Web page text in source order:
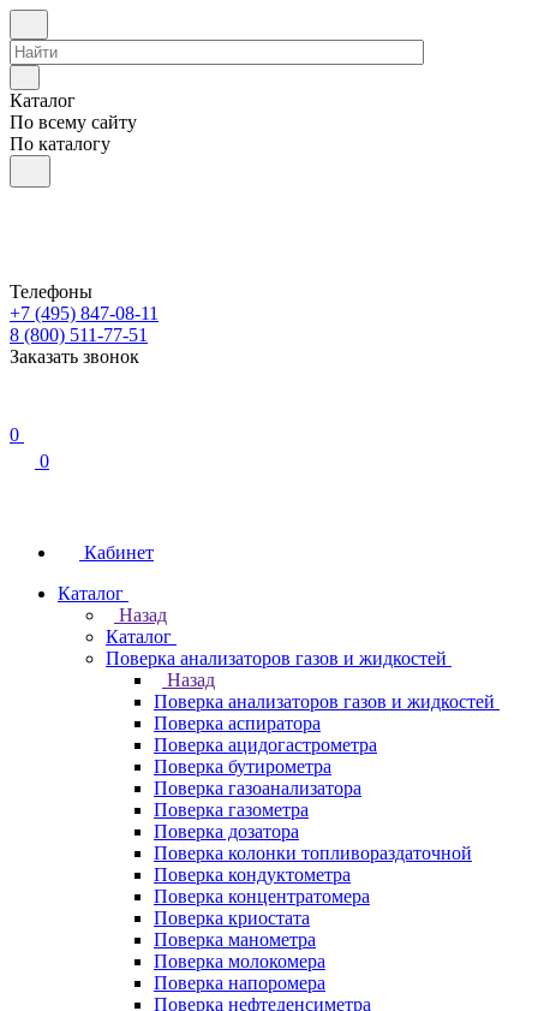
Каталог
По всему сайту
По каталогу
Телефоны
+7 (495) 847-08-11
8 (800) 511-77-51
Заказать звонок
0
0
Кабинет
Каталог
Назад
Каталог
Поверка анализаторов газов и жидкостей
Назад
Поверка анализаторов газов и жидкостей
Поверка аспиратора
Поверка ацидогастрометра
Поверка бутирометра
Поверка газоанализатора
Поверка газометра
Поверка дозатора
Поверка колонки топливораздаточной
Поверка кондуктометра
Поверка концентратомера
Поверка криостата
Поверка манометра
Поверка молокомера
Поверка напоромера
Поверка нефтеденсиметра